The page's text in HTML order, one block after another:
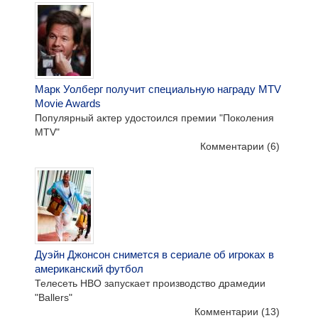
Марк Уолберг получит специальную награду MTV
Movie Awards
Популярный актер удостоился премии "Поколения
MTV"
Комментарии (6)
Дуэйн Джонсон снимется в сериале об игроках в
американский футбол
Телесеть HBO запускает производство драмедии
"Ballers"
Комментарии (13)